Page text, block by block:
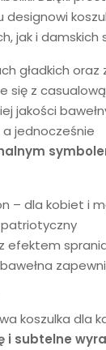
jak i damskich
gładkich
się z
jakości
jednocześnie
– dla kobiet i
efektem
koszulka dla
i subtelne